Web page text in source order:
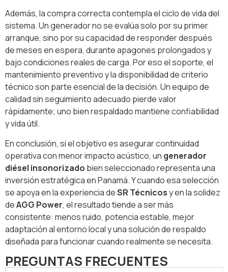
Además, la compra correcta contempla el ciclo de vida del
sistema. Un generador no se evalúa solo por su primer
arranque, sino por su capacidad de responder después
de meses en espera, durante apagones prolongados y
bajo condiciones reales de carga. Por eso el soporte, el
mantenimiento preventivo y la disponibilidad de criterio
técnico son parte esencial de la decisión. Un equipo de
calidad sin seguimiento adecuado pierde valor
rápidamente; uno bien respaldado mantiene confiabilidad
y vida útil.
En conclusión, si el objetivo es asegurar continuidad
operativa con menor impacto acústico, un generador
diésel insonorizado bien seleccionado representa una
inversión estratégica en Panamá. Y cuando esa selección
se apoya en la experiencia deSR Técnicosy en la solidez
deAGG Power, el resultado tiende a ser más
consistente: menos ruido, potencia estable, mejor
adaptación al entorno local y una solución de respaldo
diseñada para funcionar cuando realmente se necesita.
PREGUNTAS FRECUENTES